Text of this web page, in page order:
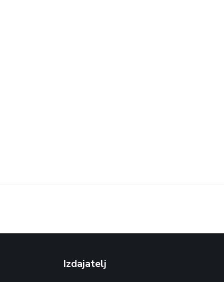
Izdajatelj